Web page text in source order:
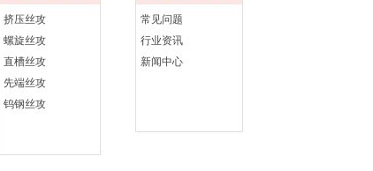
挤压丝攻
螺旋丝攻
直槽丝攻
先端丝攻
钨钢丝攻
常见问题
行业资讯
新闻中心